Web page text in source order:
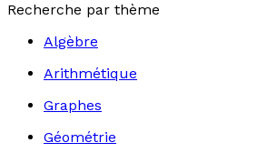
Recherche par thème
Algèbre
Arithmétique
Graphes
Géométrie